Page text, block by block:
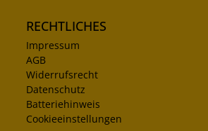
RECHTLICHES
Impressum
AGB
Widerrufsrecht
Datenschutz
Batteriehinweis
Cookieeinstellungen